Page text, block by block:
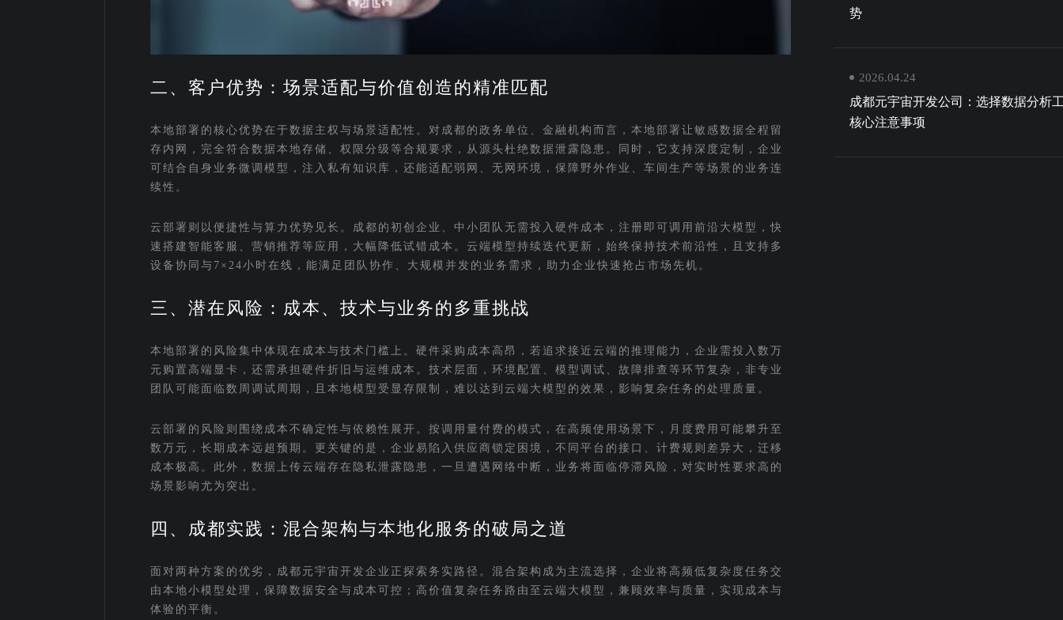
二、客户优势：场景适配与价值创造的精准匹配
本地部署的核心优势在于数据主权与场景适配性。对成都的政务单位、金融机构而言，本地部署让敏感数据全程留
存内网，完全符合数据本地存储、权限分级等合规要求，从源头杜绝数据泄露隐患。同时，它支持深度定制，企业
可结合自身业务微调模型，注入私有知识库，还能适配弱网、无网环境，保障野外作业、车间生产等场景的业务连
续性。
云部署则以便捷性与算力优势见长。成都的初创企业、中小团队无需投入硬件成本，注册即可调用前沿大模型，快
速搭建智能客服、营销推荐等应用，大幅降低试错成本。云端模型持续迭代更新，始终保持技术前沿性，且支持多
设备协同与7×24小时在线，能满足团队协作、大规模并发的业务需求，助力企业快速抢占市场先机。
三、潜在风险：成本、技术与业务的多重挑战
本地部署的风险集中体现在成本与技术门槛上。硬件采购成本高昂，若追求接近云端的推理能力，企业需投入数万
元购置高端显卡，还需承担硬件折旧与运维成本。技术层面，环境配置、模型调试、故障排查等环节复杂，非专业
团队可能面临数周调试周期，且本地模型受显存限制，难以达到云端大模型的效果，影响复杂任务的处理质量。
云部署的风险则围绕成本不确定性与依赖性展开。按调用量付费的模式，在高频使用场景下，月度费用可能攀升至
数万元，长期成本远超预期。更关键的是，企业易陷入供应商锁定困境，不同平台的接口、计费规则差异大，迁移
成本极高。此外，数据上传云端存在隐私泄露隐患，一旦遭遇网络中断，业务将面临停滞风险，对实时性要求高的
场景影响尤为突出。
四、成都实践：混合架构与本地化服务的破局之道
面对两种方案的优劣，成都元宇宙开发企业正探索务实路径。混合架构成为主流选择，企业将高频低复杂度任务交
由本地小模型处理，保障数据安全与成本可控；高价值复杂任务路由至云端大模型，兼顾效率与质量，实现成本与
体验的平衡。
势
2026.04.24
成都元宇宙开发公司：选择数据分析
核心注意事项